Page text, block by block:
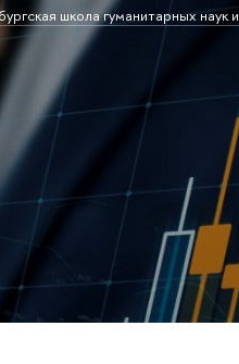
школа гуманитарных наук и